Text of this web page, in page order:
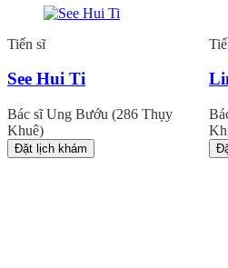
Tiến sĩ
See Hui Ti
Bác sĩ Ung Bướu (286 Thụy
Khuê)
Đặt lịch khám